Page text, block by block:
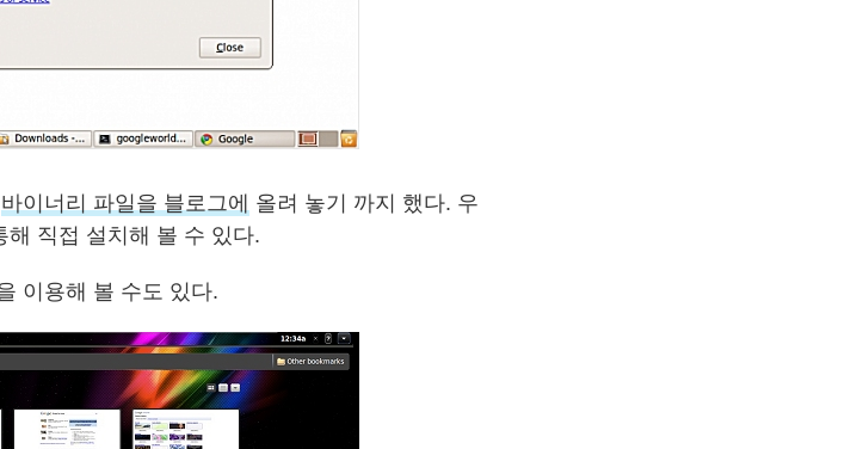
바이너리 파일을 블로그에 올려 놓기 까지 했다. 우
해 직접 설치해 볼 수 있다.
이용해 볼 수도 있다.